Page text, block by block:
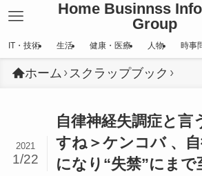
Home Businnss
Group
IT・技術 生活 健康・医療 人物 時事
ホーム スクラップブック
自律神経失調症と言
すね＞ケンコバ 、
になり“失禁”にまで
2021
1/22